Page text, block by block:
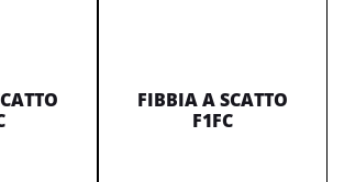
FIBBIA A SCATTO
F1FC